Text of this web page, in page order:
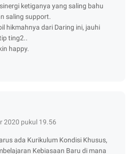
ketiganya yang saling bahu
saling support.
hikmahnya dari Daring ini, jauhi
ting2..
happy.
2020 pukul 19.56
ada Kurikulum Kondisi Khusus,
Kebiasaan Baru di mana